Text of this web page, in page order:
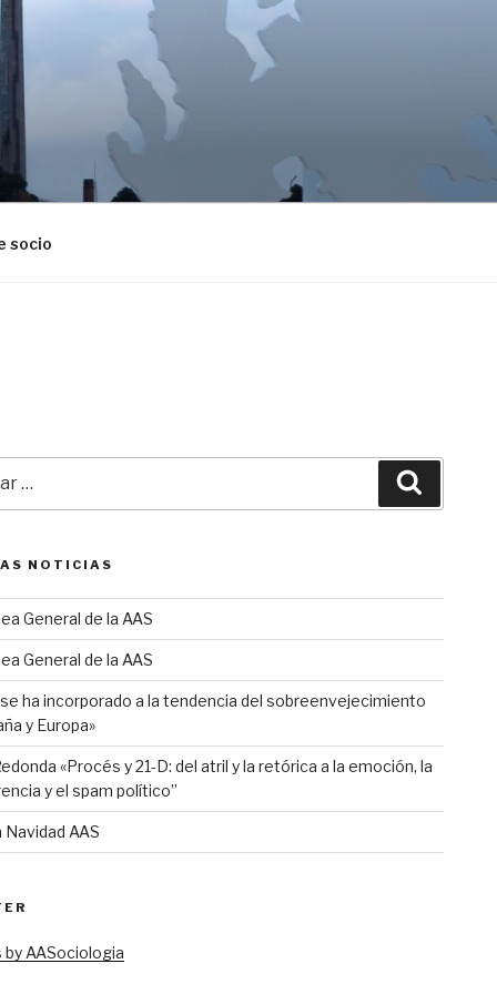
socio
NOTICIAS
General de la AAS
General de la AAS
ha incorporado a la tendencia del sobreenvejecimiento
y Europa»
«Procés y 21-D: del atril y la retórica a la emoción, la
y el spam político”
Navidad AAS
AASociologia